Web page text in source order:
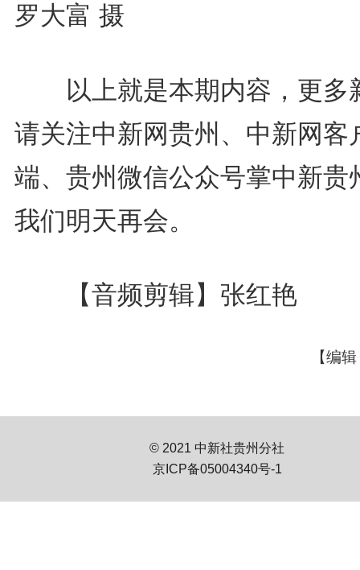
罗大富 摄
以上就是本期内容，更多
请关注中新网贵州、中新网客
端、贵州微信公众号掌中新贵
我们明天再会。
【音频剪辑】张红艳
【编
© 2021 中新社贵州分社
京ICP备05004340号-1